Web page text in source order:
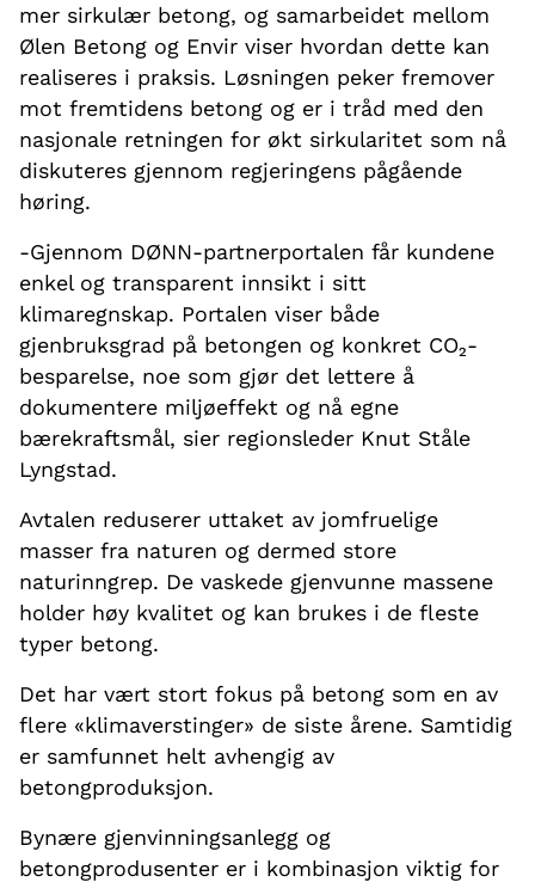
mer sirkulær betong, og samarbeidet mellom
Ølen Betong og Envir viser hvordan dette kan
realiseres i praksis. Løsningen peker fremover
mot fremtidens betong og er i tråd med den
nasjonale retningen for økt sirkularitet som nå
diskuteres gjennom regjeringens pågående
høring.
-Gjennom DØNN-partnerportalen får kundene
enkel og transparent innsikt i sitt
klimaregnskap. Portalen viser både
gjenbruksgrad på betongen og konkret CO₂-
besparelse, noe som gjør det lettere å
dokumentere miljøeffekt og nå egne
bærekraftsmål, sier regionsleder Knut Ståle
Lyngstad.
Avtalen reduserer uttaket av jomfruelige
masser fra naturen og dermed store
naturinngrep. De vaskede gjenvunne massene
holder høy kvalitet og kan brukes i de fleste
typer betong.
Det har vært stort fokus på betong som en av
flere «klimaverstinger» de siste årene. Samtidig
er samfunnet helt avhengig av
betongproduksjon.
Bynære gjenvinningsanlegg og
betongprodusenter er i kombinasjon viktig for